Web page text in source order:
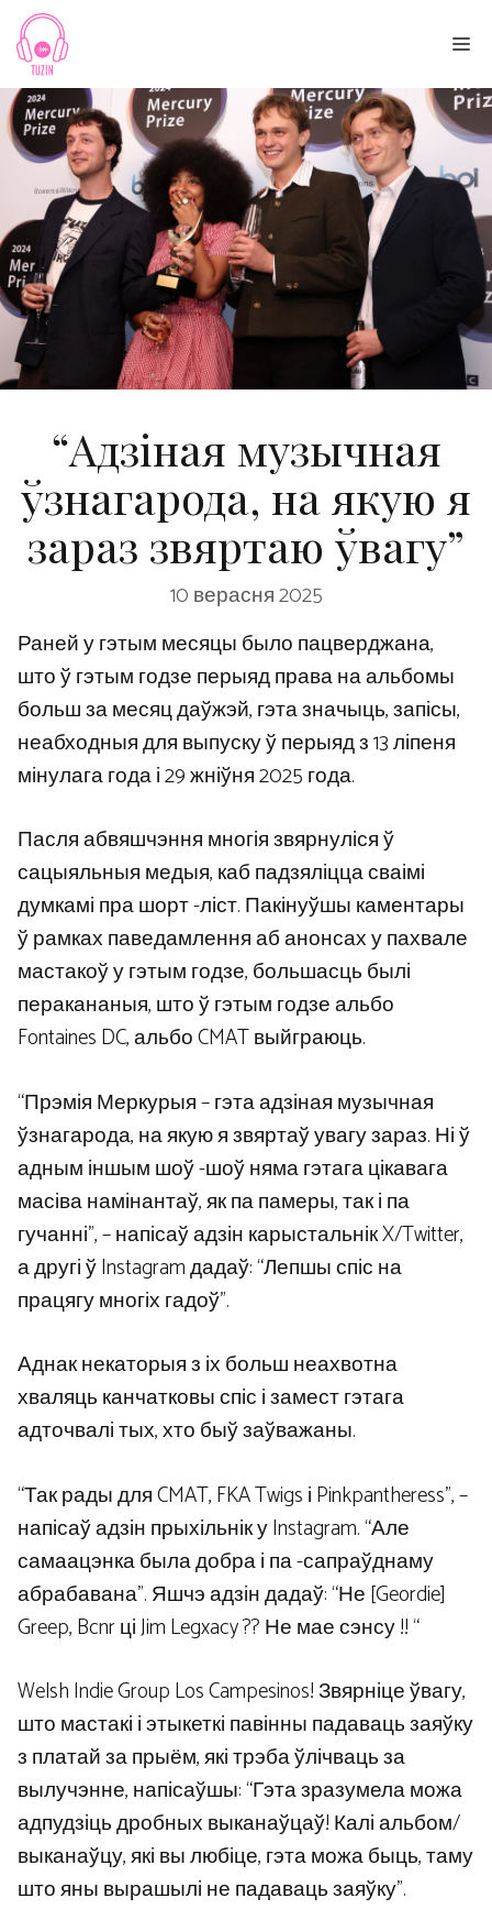
Skip
content
“Адзіная музычная
ўзнагарода, на якую я
зараз звяртаю ўвагу”
10 верасня 2025
Раней у гэтым месяцы было пацверджана,
што ў гэтым годзе перыяд права на альбомы
больш за месяц даўжэй, гэта значыць, запісы,
неабходныя для выпуску ў перыяд з 13 ліпеня
мінулага года і 29 жніўня 2025 года.
Пасля абвяшчэння многія звярнуліся ў
сацыяльныя медыя, каб падзяліцца сваімі
думкамі пра шорт -ліст. Пакінуўшы каментары
ў рамках паведамлення аб анонсах у пахвале
мастакоў у гэтым годзе, большасць былі
перакананыя, што ў гэтым годзе альбо
Fontaines DC, альбо CMAT выйграюць.
“Прэмія Меркурыя – гэта адзіная музычная
ўзнагарода, на якую я звяртаў увагу зараз. Ні ў
адным іншым шоў -шоў няма гэтага цікавага
масіва намінантаў, як па памеры, так і па
гучанні”, – напісаў адзін карыстальнік X/Twitter,
а другі ў Instagram дадаў: “Лепшы спіс на
працягу многіх гадоў”.
Аднак некаторыя з іх больш неахвотна
хваляць канчатковы спіс і замест гэтага
адточвалі тых, хто быў заўважаны.
“Так рады для CMAT, FKA Twigs і Pinkpantheress”, –
напісаў адзін прыхільнік у Instagram. “Але
самаацэнка была добра і па -сапраўднаму
абрабавана”. Яшчэ адзін дадаў: “Не [Geordie]
Greep, Bcnr ці Jim Legxacy ?? Не мае сэнсу !! “
Welsh Indie Group Los Campesinos! Звярніце ўвагу,
што мастакі і этыкеткі павінны падаваць заяўку
з платай за прыём, які трэба ўлічваць за
вылучэнне, напісаўшы: “Гэта зразумела можа
адпудзіць дробных выканаўцаў! Калі альбом/
выканаўцу, які вы любіце, гэта можа быць, таму
што яны вырашылі не падаваць заяўку”.